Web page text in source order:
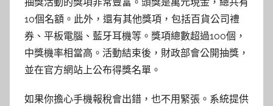
抽獎活動的獎項非常豐富。頭獎是萬元現金，總共有
10個名額。此外，還有其他獎項，包括百貨公司禮
券、平板電腦、藍牙耳機等。獎項總數超過100個，
中獎機率相當高。活動結束後，財政部會公開抽獎，
並在官方網站上公布得獎名單。
如果你擔心手機報稅會出錯，也不用緊張。系統提供